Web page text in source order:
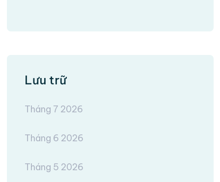
Lưu trữ
Tháng 7 2026
Tháng 6 2026
Tháng 5 2026